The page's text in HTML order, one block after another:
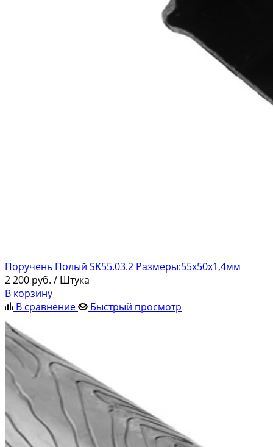
Поручень Полый SK55.03.2 Размеры:55х50х1,4мм
2 200 руб. / Штука
В корзину
В сравнение
Быстрый просмотр